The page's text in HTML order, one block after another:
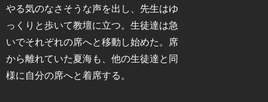
やる気のなさそうな声を出し、先生はゆ
っくりと歩いて教壇に立つ。生徒達は急
いでそれぞれの席へと移動し始めた。席
から離れていた夏海も、他の生徒達と同
様に自分の席へと着席する。